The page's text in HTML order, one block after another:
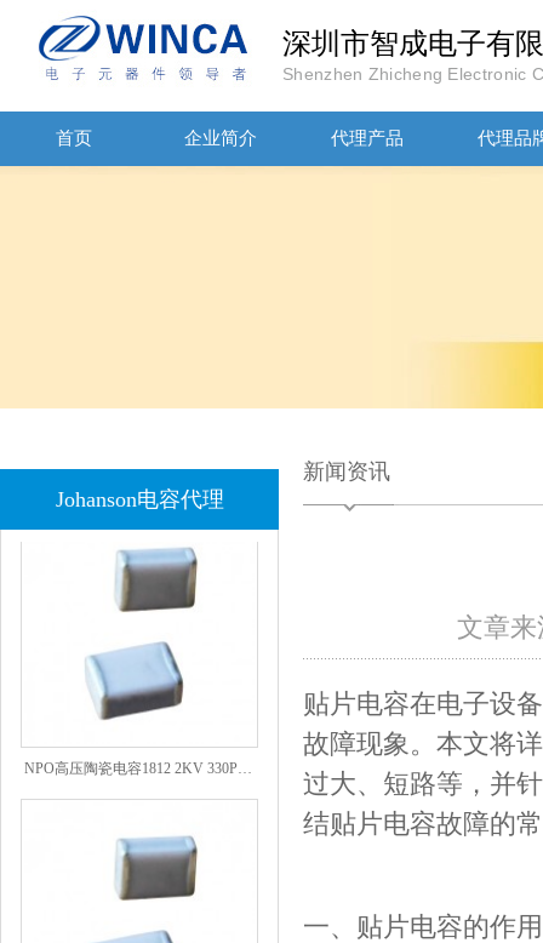
深圳市智成电子有
Shenzhen Zhicheng Electronic
首页 企业简介 代理产品 代理品
Johanson电容代理
NPO高压陶瓷电容1812 2KV 330PF 5%精度
新闻资讯
文章
贴片电容在电子设
故障现象。本文将
过大、短路等，并
结贴片电容故障的
一、贴片电容的作